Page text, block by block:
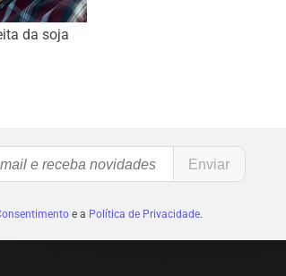
da soja
e a Política de Privacidade.